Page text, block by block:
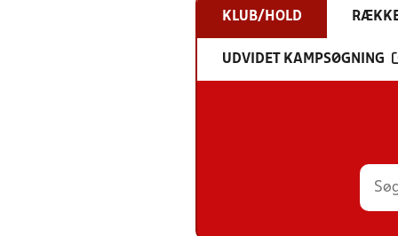
KLUB/HOLD
UDVIDET KAMPSØGNING